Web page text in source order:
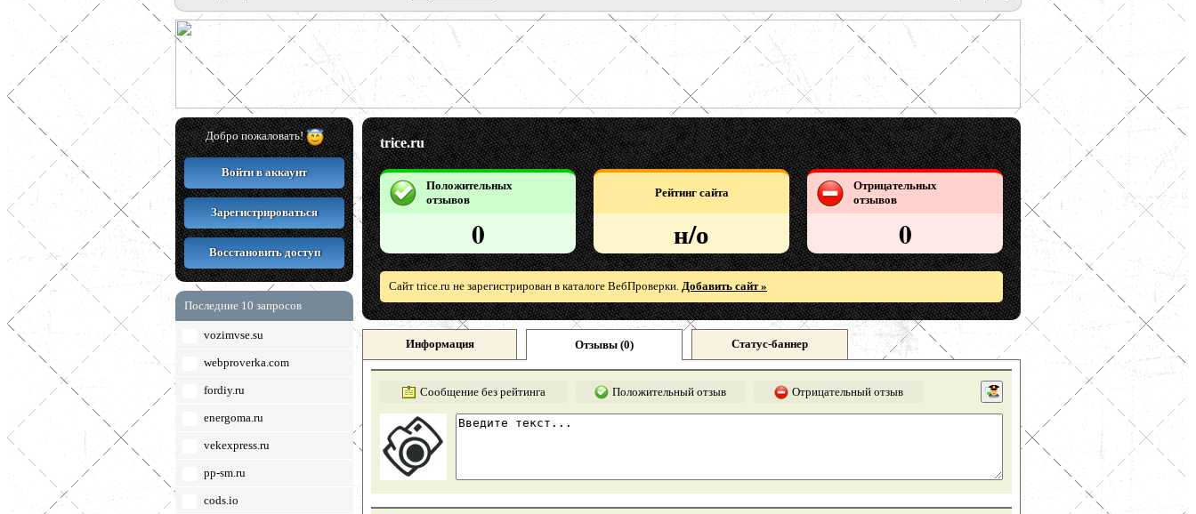
Добро пожаловать!
Войти в аккаунт
Зарегистрироваться
Восстановить доступ
Последние 10 запросов
vozimvse.su
webproverka.com
fordiy.ru
energoma.ru
vekexpress.ru
pp-sm.ru
cods.io
trice.ru
Положительных
отзывов
0
Рейтинг сайта
н/о
Отрицательных
отзывов
0
Сайт trice.ru не зарегистрирован в каталоге ВебПроверки. Добавить сайт »
Информация Отзывы (0) Статус-баннер
Сообщение без рейтинга Положительный отзыв Отрицательный отзыв